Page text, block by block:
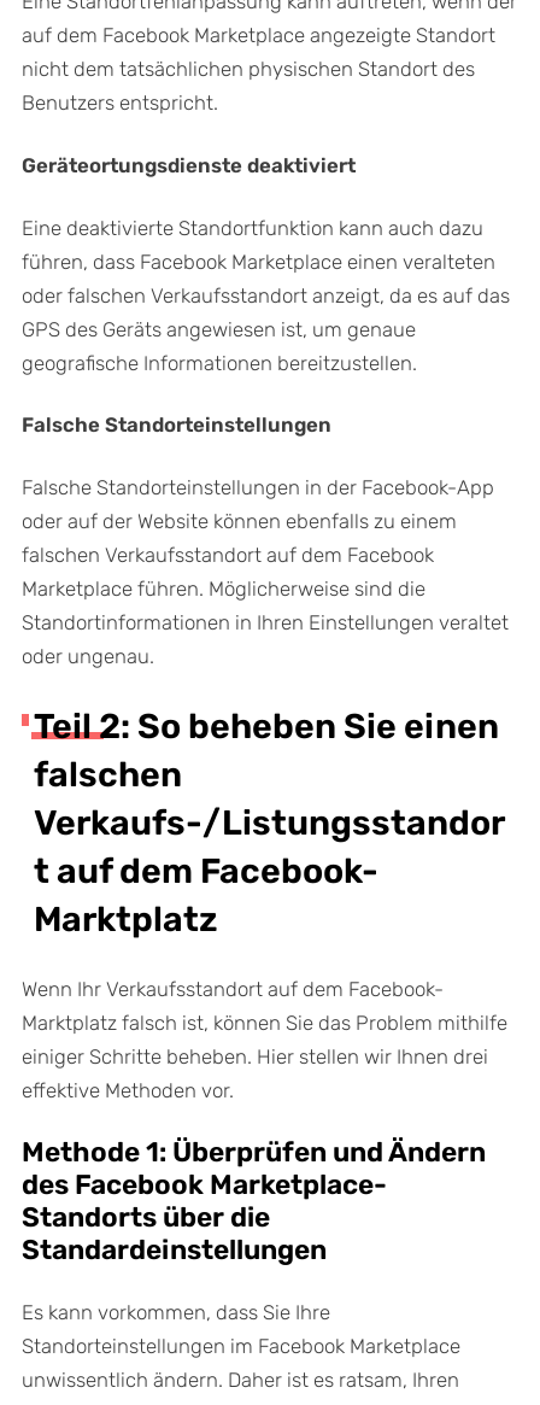
auf dem Facebook Marketplace angezeigte Standort
nicht dem tatsächlichen physischen Standort des
Benutzers entspricht.
Geräteortungsdienste deaktiviert
Eine deaktivierte Standortfunktion kann auch dazu
führen, dass Facebook Marketplace einen veralteten
oder falschen Verkaufsstandort anzeigt, da es auf das
GPS des Geräts angewiesen ist, um genaue
geografische Informationen bereitzustellen.
Falsche Standorteinstellungen
Falsche Standorteinstellungen in der Facebook-App
oder auf der Website können ebenfalls zu einem
falschen Verkaufsstandort auf dem Facebook
Marketplace führen. Möglicherweise sind die
Standortinformationen in Ihren Einstellungen veraltet
oder ungenau.
Teil 2: So beheben Sie einen
falschen
Verkaufs-/Listungsstandor
t auf dem Facebook-
Marktplatz
Wenn Ihr Verkaufsstandort auf dem Facebook-
Marktplatz falsch ist, können Sie das Problem mithilfe
einiger Schritte beheben. Hier stellen wir Ihnen drei
effektive Methoden vor.
Methode 1: Überprüfen und Ändern
des Facebook Marketplace-
Standorts über die
Standardeinstellungen
Es kann vorkommen, dass Sie Ihre
Standorteinstellungen im Facebook Marketplace
unwissentlich ändern. Daher ist es ratsam, Ihren